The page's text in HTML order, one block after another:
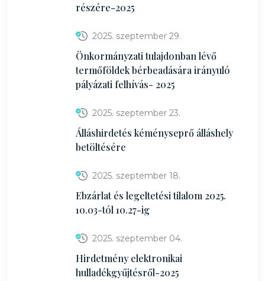
részére-2025
2025. szeptember 29.
Önkormányzati tulajdonban lévő
termőföldek bérbeadására irányuló
pályázati felhívás- 2025
2025. szeptember 23.
Álláshirdetés kéményseprő álláshely
betöltésére
2025. szeptember 18.
Ebzárlat és legeltetési tilalom 2025.
10.03-tól 10.27-ig
2025. szeptember 04.
Hirdetmény elektronikai
hulladékgyűjtésről-2025